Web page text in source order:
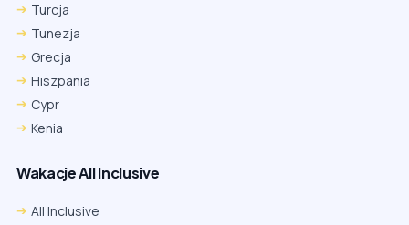
Turcja
Tunezja
Grecja
Hiszpania
Cypr
Kenia
Wakacje All Inclusive
All Inclusive